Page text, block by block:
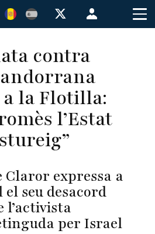
Menú
de
de
usuario
contra
la Flotilla:
l’Estat
Claror expressa a
seu desacord
l’activista
per Israel